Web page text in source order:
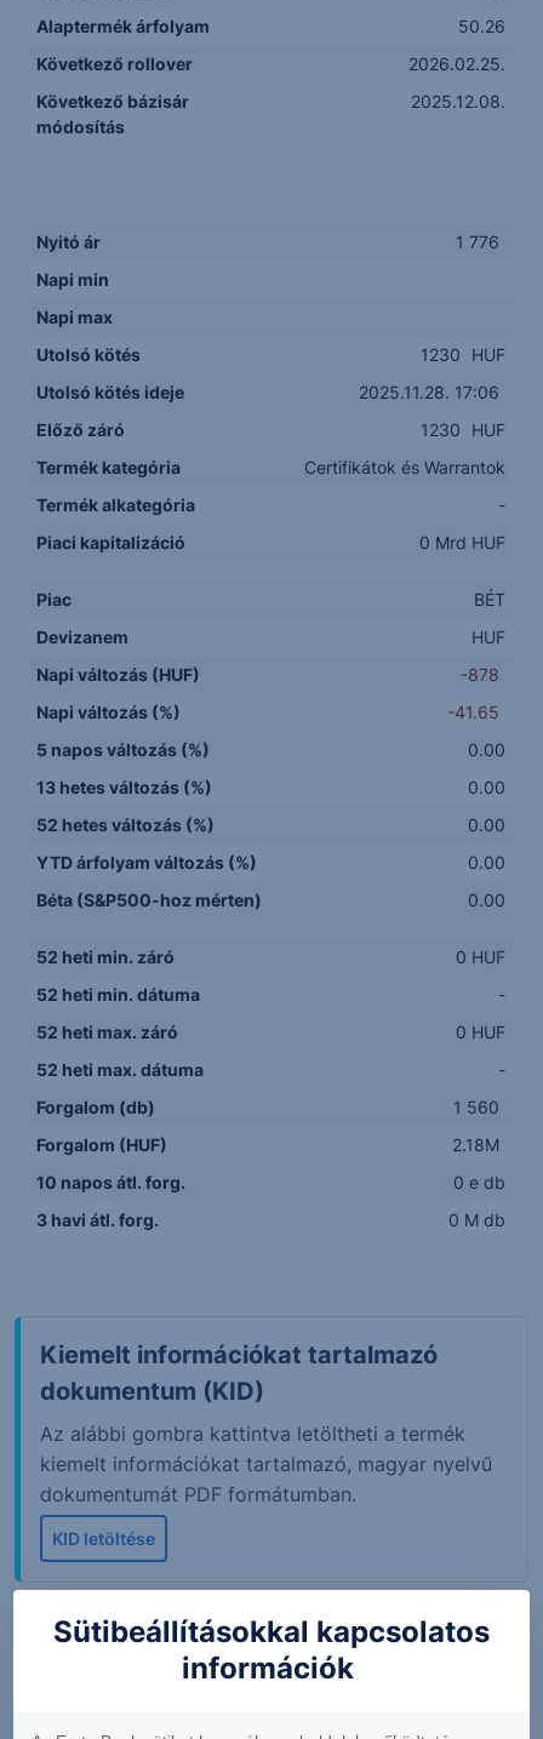
Alaptermék árfolyam
50.26
Következő rollover
2026.02.25.
Következő bázisár
módosítás
2025.12.08.
Nyitó ár
1 776
Napi min
Napi max
Utolsó kötés
1230
HUF
Utolsó kötés ideje
2025.11.28. 17:06
Előző záró
1230
HUF
Termék kategória
Certifikátok és Warrantok
Termék alkategória
-
Piaci kapitalizáció
0 Mrd HUF
Piac
BÉT
Devizanem
HUF
Napi változás (HUF)
-878
Napi változás (%)
-41.65
5 napos változás (%)
0.00
13 hetes változás (%)
0.00
52 hetes változás (%)
0.00
YTD árfolyam változás (%)
0.00
Béta (S&P500-hoz mérten)
0.00
52 heti min. záró
0 HUF
52 heti min. dátuma
-
52 heti max. záró
0 HUF
52 heti max. dátuma
-
Forgalom (db)
1 560
Forgalom (HUF)
2.18M
10 napos átl. forg.
0 e db
3 havi átl. forg.
0 M db
Kiemelt információkat tartalmazó
dokumentum (KID)
Az alábbi gombra kattintva letöltheti a termék
kiemelt információkat tartalmazó, magyar nyelvű
dokumentumát PDF formátumban.
KID letöltése
A tőzsdei piaci adatok 15 perccel késleltetett értékeket
mutatnak. Adatok forrása: Refinitiv, Erste Befektetési
Sütibeállításokkal kapcsolatos
információk